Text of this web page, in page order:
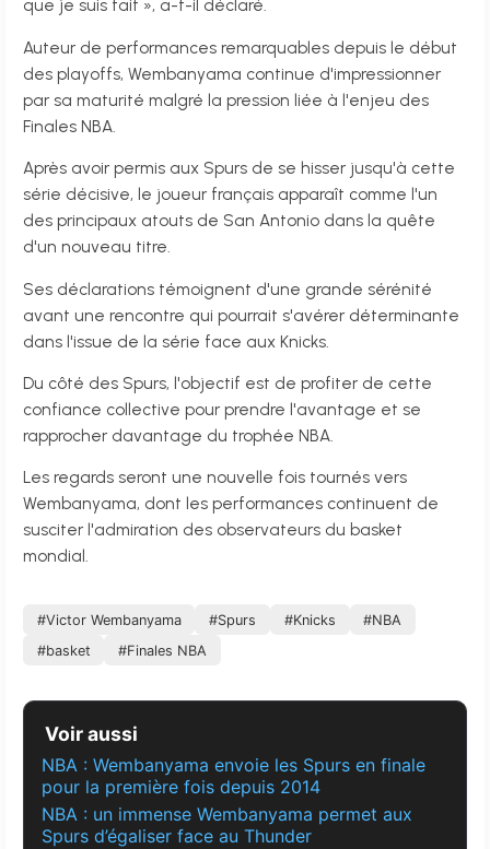
que je suis fait », a-t-il déclaré.
Auteur de performances remarquables depuis le début
des playoffs, Wembanyama continue d'impressionner
par sa maturité malgré la pression liée à l'enjeu des
Finales NBA.
Après avoir permis aux Spurs de se hisser jusqu'à cette
série décisive, le joueur français apparaît comme l'un
des principaux atouts de San Antonio dans la quête
d'un nouveau titre.
Ses déclarations témoignent d'une grande sérénité
avant une rencontre qui pourrait s'avérer déterminante
dans l'issue de la série face aux Knicks.
Du côté des Spurs, l'objectif est de profiter de cette
confiance collective pour prendre l'avantage et se
rapprocher davantage du trophée NBA.
Les regards seront une nouvelle fois tournés vers
Wembanyama, dont les performances continuent de
susciter l'admiration des observateurs du basket
mondial.
#Victor Wembanyama #Spurs #Knicks
#NBA
#basket
#Finales NBA
Voir aussi
NBA : Wembanyama envoie les Spurs en finale
pour la première fois depuis 2014
NBA : un immense Wembanyama permet aux
Spurs d’égaliser face au Thunder